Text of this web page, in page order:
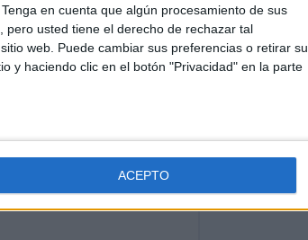
Tenga en cuenta que algún procesamiento de sus
usted tiene el derecho de rechazar tal
web. Puede cambiar sus preferencias o retirar su
y haciendo clic en el botón "Privacidad" en la parte
ACEPTO
RIVALES
VS Colwyn Bay
FC